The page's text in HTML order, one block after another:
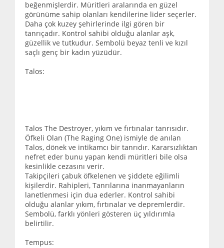
beğenmişlerdir. Müritleri aralarında en güzel
görünüme sahip olanları kendilerine lider seçerler.
Daha çok kuzey şehirlerinde ilgi gören bir
tanrıçadır. Kontrol sahibi olduğu alanlar aşk,
güzellik ve tutkudur. Sembolü beyaz tenli ve kızıl
saçlı genç bir kadın yüzüdür.
Talos:
Talos The Destroyer, yıkım ve fırtınalar tanrısıdır.
Öfkeli Olan (The Raging One) ismiyle de anılan
Talos, dönek ve intikamcı bir tanrıdır. Kararsızlıktan
nefret eder bunu yapan kendi müritleri bile olsa
kesinlikle cezasını verir.
Takipçileri çabuk öfkelenen ve şiddete eğilimli
kişilerdir. Rahipleri, Tanrılarına inanmayanların
lanetlenmesi için dua ederler. Kontrol sahibi
olduğu alanlar yıkım, fırtınalar ve depremlerdir.
Sembolü, farklı yönleri gösteren üç yıldırımla
belirtilir.
Tempus: